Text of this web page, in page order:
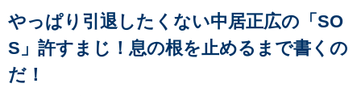
やっぱり引退したくない中居正広の「SO
S」許すまじ！息の根を止めるまで書くの
だ！